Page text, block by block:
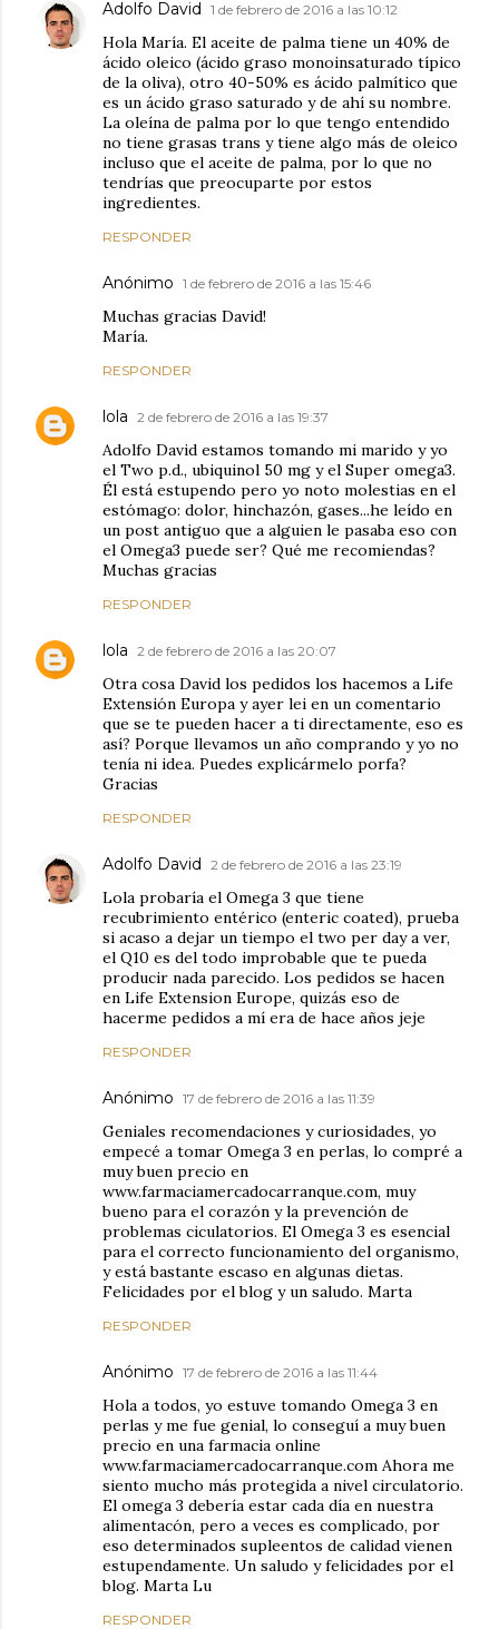
Adolfo David 1 de febrero de 2016 a las 10:12
Hola María. El aceite de palma tiene un 40% de
ácido oleico (ácido graso monoinsaturado típico
de la oliva), otro 40-50% es ácido palmítico que
es un ácido graso saturado y de ahí su nombre.
La oleína de palma por lo que tengo entendido
no tiene grasas trans y tiene algo más de oleico
incluso que el aceite de palma, por lo que no
tendrías que preocuparte por estos
ingredientes.
RESPONDER
Anónimo 1 de febrero de 2016 a las 15:46
Muchas gracias David!
María.
RESPONDER
lola 2 de febrero de 2016 a las 19:37
Adolfo David estamos tomando mi marido y yo
el Two p.d., ubiquinol 50 mg y el Super omega3.
Él está estupendo pero yo noto molestias en el
estómago: dolor, hinchazón, gases...he leído en
un post antiguo que a alguien le pasaba eso con
el Omega3 puede ser? Qué me recomiendas?
Muchas gracias
RESPONDER
lola 2 de febrero de 2016 a las 20:07
Otra cosa David los pedidos los hacemos a Life
Extensión Europa y ayer lei en un comentario
que se te pueden hacer a ti directamente, eso es
así? Porque llevamos un año comprando y yo no
tenía ni idea. Puedes explicármelo porfa?
Gracias
RESPONDER
Adolfo David 2 de febrero de 2016 a las 23:19
Lola probaría el Omega 3 que tiene
recubrimiento entérico (enteric coated), prueba
si acaso a dejar un tiempo el two per day a ver,
el Q10 es del todo improbable que te pueda
producir nada parecido. Los pedidos se hacen
en Life Extension Europe, quizás eso de
hacerme pedidos a mí era de hace años jeje
RESPONDER
Anónimo 17 de febrero de 2016 a las 11:39
Geniales recomendaciones y curiosidades, yo
empecé a tomar Omega 3 en perlas, lo compré a
muy buen precio en
www.farmaciamercadocarranque.com, muy
bueno para el corazón y la prevención de
problemas ciculatorios. El Omega 3 es esencial
para el correcto funcionamiento del organismo,
y está bastante escaso en algunas dietas.
Felicidades por el blog y un saludo. Marta
RESPONDER
Anónimo 17 de febrero de 2016 a las 11:44
Hola a todos, yo estuve tomando Omega 3 en
perlas y me fue genial, lo conseguí a muy buen
precio en una farmacia online
www.farmaciamercadocarranque.com Ahora me
siento mucho más protegida a nivel circulatorio.
El omega 3 debería estar cada día en nuestra
alimentacón, pero a veces es complicado, por
eso determinados supleentos de calidad vienen
estupendamente. Un saludo y felicidades por el
blog. Marta Lu
RESPONDER